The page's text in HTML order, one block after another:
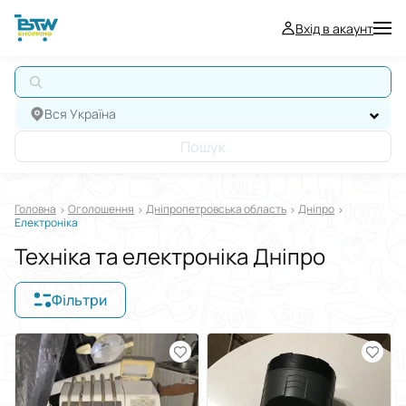
Вхід в акаунт
Вся Україна
Пошук
Головна Оголошення Дніпропетровська область
Дніпро
Електроніка
Техніка та електроніка Дніпро
Фільтри
Відображати в $€₴
Сортувати за